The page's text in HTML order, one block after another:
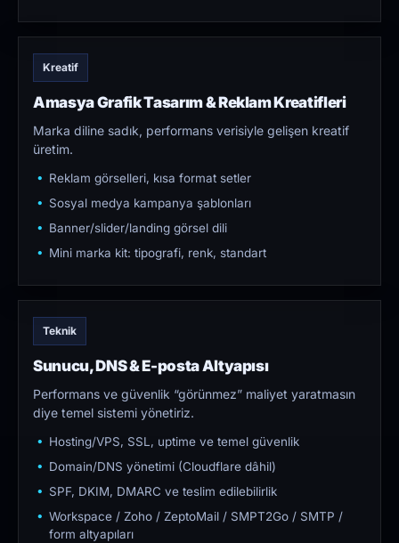
Kreatif
Amasya Grafik Tasarım & Reklam Kreatifleri
Marka diline sadık, performans verisiyle gelişen kreatif
üretim.
Reklam görselleri, kısa format setler
Sosyal medya kampanya şablonları
Banner/slider/landing görsel dili
Mini marka kit: tipografi, renk, standart
Teknik
Sunucu, DNS & E-posta Altyapısı
Performans ve güvenlik “görünmez” maliyet yaratmasın
diye temel sistemi yönetiriz.
Hosting/VPS, SSL, uptime ve temel güvenlik
Domain/DNS yönetimi (Cloudflare dâhil)
SPF, DKIM, DMARC ve teslim edilebilirlik
Workspace / Zoho / ZeptoMail / SMPT2Go / SMTP /
form altyapıları